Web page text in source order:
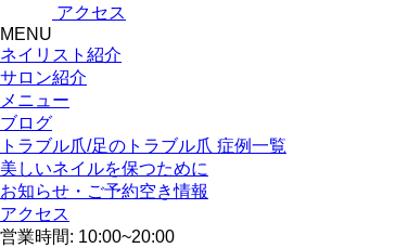
アクセス
MENU
ネイリスト紹介
サロン紹介
メニュー
ブログ
トラブル爪/足のトラブル爪 症例一覧
美しいネイルを保つために
お知らせ・ご予約空き情報
アクセス
営業時間: 10:00~20:00